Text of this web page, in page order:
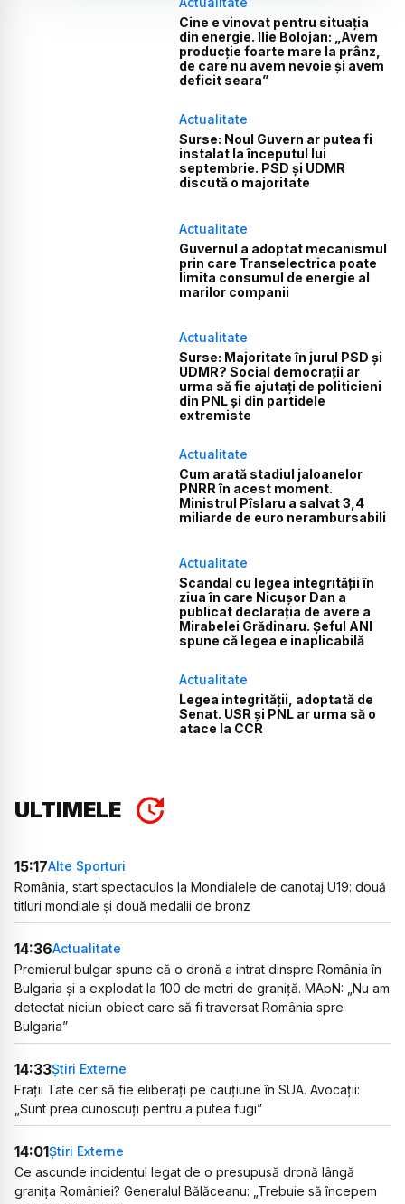
Cine e vinovat pentru situația
din energie. Ilie Bolojan: „Avem
producție foarte mare la prânz,
de care nu avem nevoie și avem
deficit seara”
Actualitate
Surse: Noul Guvern ar putea fi
instalat la începutul lui
septembrie. PSD și UDMR
discută o majoritate
Actualitate
Guvernul a adoptat mecanismul
prin care Transelectrica poate
limita consumul de energie al
marilor companii
Actualitate
Surse: Majoritate în jurul PSD și
UDMR? Social democrații ar
urma să fie ajutați de politicieni
din PNL și din partidele
extremiste
Actualitate
Cum arată stadiul jaloanelor
PNRR în acest moment.
Ministrul Pîslaru a salvat 3,4
miliarde de euro nerambursabili
Actualitate
Scandal cu legea integrității în
ziua în care Nicușor Dan a
publicat declarația de avere a
Mirabelei Grădinaru. Șeful ANI
spune că legea e inaplicabilă
Actualitate
Legea integrității, adoptată de
Senat. USR și PNL ar urma să o
atace la CCR
ULTIMELE
15:17Alte Sporturi
România, start spectaculos la Mondialele de canotaj U19: două
titluri mondiale și două medalii de bronz
14:36Actualitate
Premierul bulgar spune că o dronă a intrat dinspre România în
Bulgaria și a explodat la 100 de metri de graniță. MApN: „Nu am
detectat niciun obiect care să fi traversat România spre
Bulgaria”
14:33Știri Externe
Frații Tate cer să fie eliberați pe cauțiune în SUA. Avocații:
„Sunt prea cunoscuți pentru a putea fugi”
14:01Știri Externe
Ce ascunde incidentul legat de o presupusă dronă lângă
granița României? Generalul Bălăceanu: „Trebuie să începem